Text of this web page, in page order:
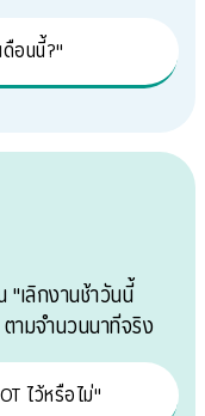
อนนี้?"
"เลิกงานช้าวันนี้
ามจำนวนนาทีจริง
ไว้หรือไม่"